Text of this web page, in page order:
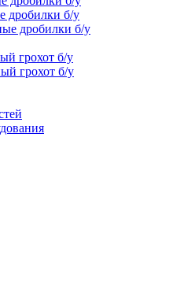
дробилки б/у
дробилки б/у
грохот б/у
грохот б/у